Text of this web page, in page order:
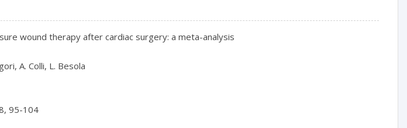
wound therapy after cardiac surgery: a meta-analysis
A. Colli, L. Besola
95-104